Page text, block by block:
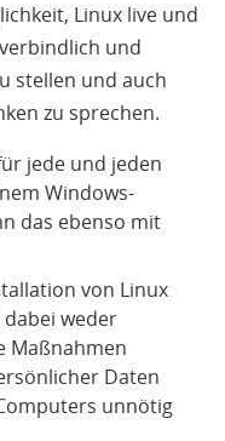
Linux live und
und
stellen und auch
zu sprechen.
jede und jeden
Windows-
das ebenso mit
von Linux
weder
Maßnahmen
Daten
unnötig